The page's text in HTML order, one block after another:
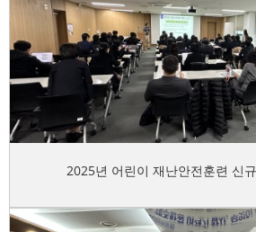
2025년 어린이 재난안전훈련 신